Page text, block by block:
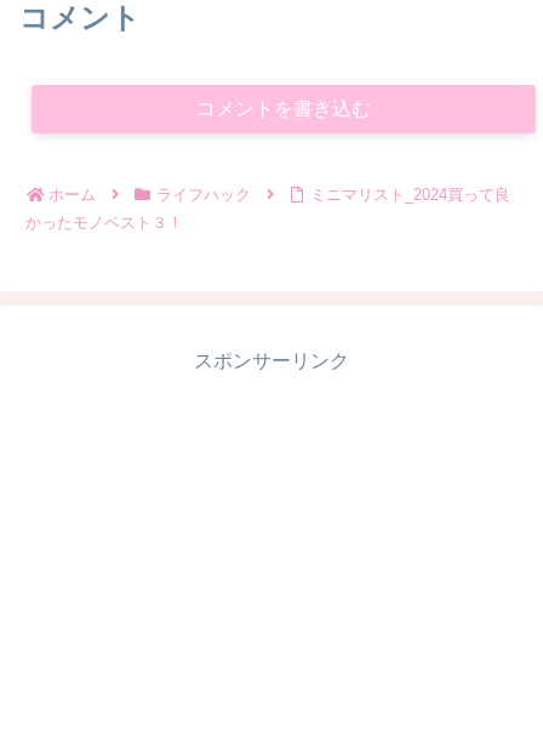
コメント
コメントを書き込む
ホーム ライフハック
ミニマリスト_2024買って良
かったモノベスト３！
スポンサーリンク